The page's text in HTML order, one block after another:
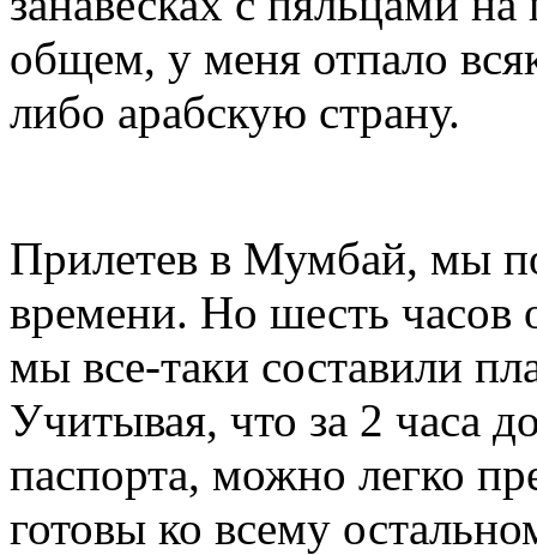
общем, у меня отпало
либо арабскую страну.
Прилетев в Мумбай, мы
времени. Но шесть
мы все-таки составили
Учитывая, что за 2 часа
паспорта, можно легко
готовы ко всему